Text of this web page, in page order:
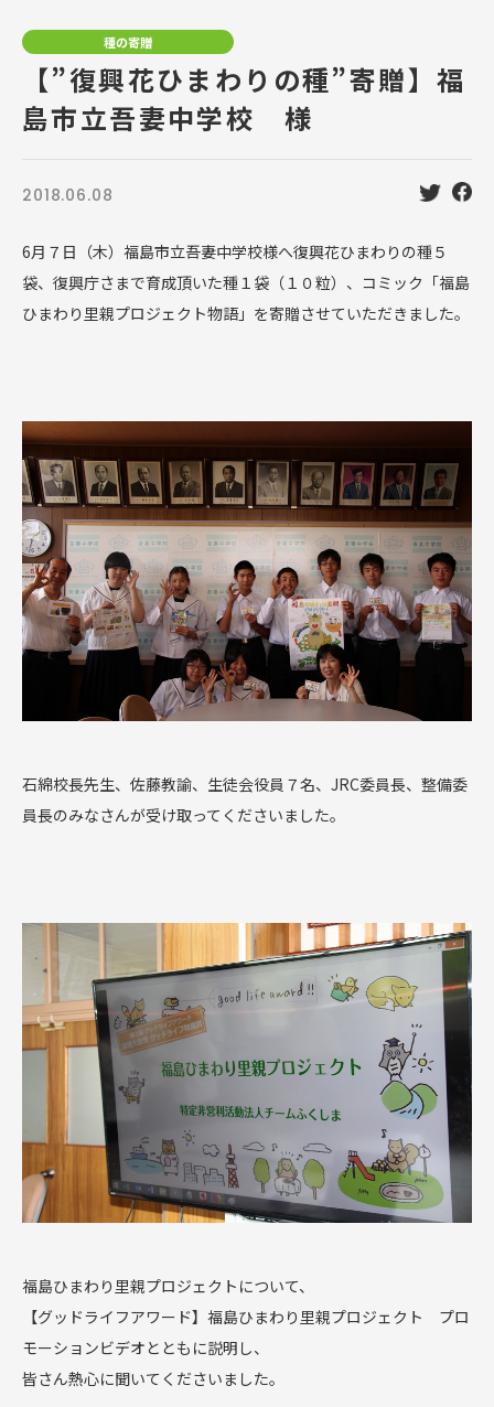
種の寄贈
【”復興花ひまわりの種”寄贈】福
島市立吾妻中学校 様
2018.06.08
6月７日（木）福島市立吾妻中学校様へ復興花ひまわりの種５
袋、復興庁さまで育成頂いた種１袋（１０粒）、コミック「福島
ひまわり里親プロジェクト物語」を寄贈させていただきました。
石綿校長先生、佐藤教諭、生徒会役員７名、JRC委員長、整備委
員長のみなさんが受け取ってくださいました。
福島ひまわり里親プロジェクトについて、
【グッドライフアワード】福島ひまわり里親プロジェクト プロ
モーションビデオとともに説明し、
皆さん熱心に聞いてくださいました。